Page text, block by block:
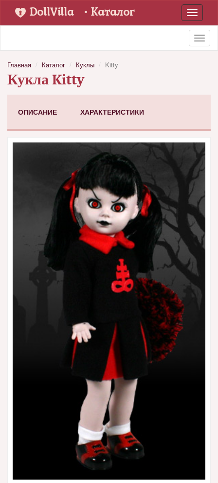
Toggle
DollVilla • Каталог
Главная Каталог Куклы Kitty
Кукла Kitty
ОПИСАНИЕ ХАРАКТЕРИСТИКИ